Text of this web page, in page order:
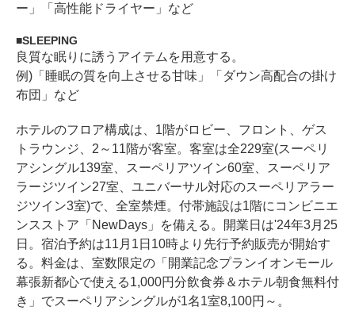
ー」「高性能ドライヤー」など
SLEEPING
良質な眠りに誘うアイテムを用意する。
例)「睡眠の質を向上させる甘味」「ダウン高配合の掛け
布団」など
ホテルのフロア構成は、1階がロビー、フロント、ゲス
トラウンジ、2～11階が客室。客室は全229室(スーペリ
アシングル139室、スーペリアツイン60室、スーペリア
ラージツイン27室、ユニバーサル対応のスーペリアラー
ジツイン3室)で、全室禁煙。付帯施設は1階にコンビニエ
ンスストア「NewDays」を備える。開業日は'24年3月25
日。宿泊予約は11月1日10時より先行予約販売が開始す
る。料金は、室数限定の「開業記念プランイオンモール
幕張新都心で使える1,000円分飲食券＆ホテル朝食無料付
き」でスーペリアシングルが1名1室8,100円～。